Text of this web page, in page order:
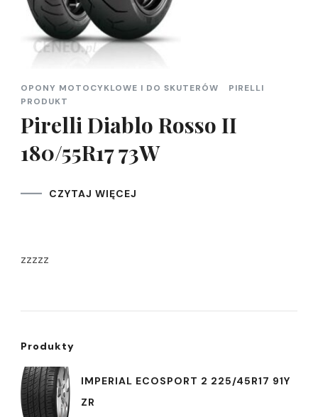
OPONY MOTOCYKLOWE I DO SKUTERÓW
PIRELLI
PRODUKT
Pirelli Diablo Rosso II
180/55R17 73W
CZYTAJ WIĘCEJ
zzzzz
Produkty
IMPERIAL ECOSPORT 2 225/45R17 91Y
ZR